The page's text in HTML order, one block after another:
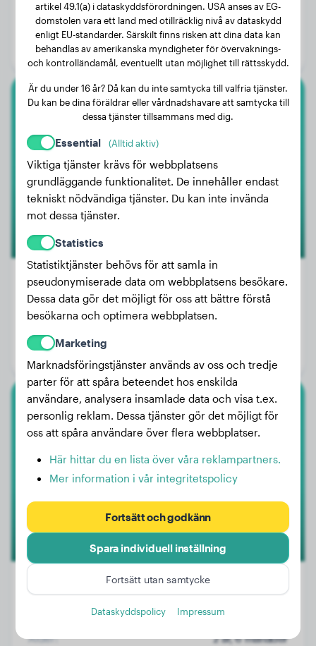
Vikt:
10 kg
Ålder:
2 år, 11 månader
Kön:
Honhund
Dvärgpudel
Aimee
Vikt:
Ålder:
Golden Retriever
Ålder:
2 år, 6 månader
artikel 49.1(a) i dataskyddsförordningen. USA anses av EG-
domstolen vara ett land med otillräcklig nivå av dataskydd
enligt EU-standarder. Särskilt finns risken att dina data kan
behandlas av amerikanska myndigheter för övervaknings-
och kontrolländamål, eventuellt utan möjlighet till rättsskydd.
Är du under 16 år? Då kan du inte samtycka till valfria tjänster.
Du kan be dina föräldrar eller vårdnadshavare att samtycka till
dessa tjänster tillsammans med dig.
Essential (Alltid aktiv)
Viktiga tjänster krävs för webbplatsens
grundläggande funktionalitet. De innehåller endast
tekniskt nödvändiga tjänster. Du kan inte invända
mot dessa tjänster.
Statistics
Statistiktjänster behövs för att samla in
pseudonymiserade data om webbplatsens besökare.
Dessa data gör det möjligt för oss att bättre förstå
besökarna och optimera webbplatsen.
Marketing
Marknadsföringstjänster används av oss och tredje
parter för att spåra beteendet hos enskilda
användare, analysera insamlade data och visa t.ex.
personlig reklam. Dessa tjänster gör det möjligt för
oss att spåra användare över flera webbplatser.
Här hittar du en lista över våra reklampartners.
Mer information i vår integritetspolicy
Fortsätt och godkänn
Spara individuell inställning
Fortsätt utan samtycke
Dataskyddspolicy Impressum